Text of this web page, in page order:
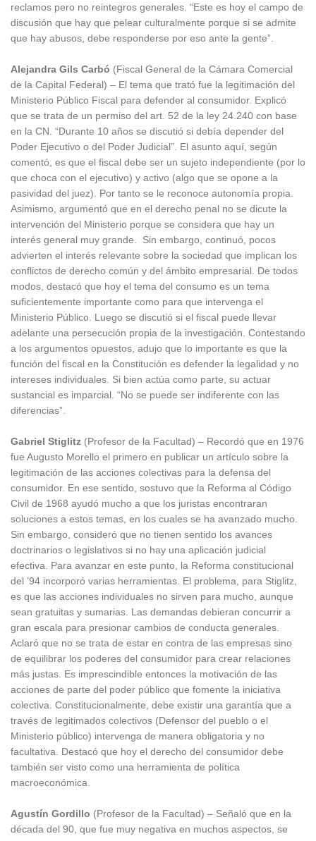
reclamos pero no reintegros generales. “Este es hoy el campo de
discusión que hay que pelear culturalmente porque si se admite
que hay abusos, debe responderse por eso ante la gente”.
Alejandra Gils Carbó (Fiscal General de la Cámara Comercial
de la Capital Federal) – El tema que trató fue la legitimación del
Ministerio Público Fiscal para defender al consumidor. Explicó
que se trata de un permiso del art. 52 de la ley 24.240 con base
en la CN. “Durante 10 años se discutió si debía depender del
Poder Ejecutivo o del Poder Judicial”. El asunto aquí, según
comentó, es que el fiscal debe ser un sujeto independiente (por lo
que choca con el ejecutivo) y activo (algo que se opone a la
pasividad del juez). Por tanto se le reconoce autonomía propia.
Asimismo, argumentó que en el derecho penal no se dicute la
intervención del Ministerio porque se considera que hay un
interés general muy grande. Sin embargo, continuó, pocos
advierten el interés relevante sobre la sociedad que implican los
conflictos de derecho común y del ámbito empresarial. De todos
modos, destacó que hoy el tema del consumo es un tema
suficientemente importante como para que intervenga el
Ministerio Público. Luego se discutió si el fiscal puede llevar
adelante una persecución propia de la investigación. Contestando
a los argumentos opuestos, adujo que lo importante es que la
función del fiscal en la Constitución es defender la legalidad y no
intereses individuales. Si bien actúa como parte, su actuar
sustancial es imparcial. “No se puede ser indiferente con las
diferencias”.
Gabriel Stiglitz (Profesor de la Facultad) – Recordó que en 1976
fue Augusto Morello el primero en publicar un artículo sobre la
legitimación de las acciones colectivas para la defensa del
consumidor. En ese sentido, sostuvo que la Reforma al Código
Civil de 1968 ayudó mucho a que los juristas encontraran
soluciones a estos temas, en los cuales se ha avanzado mucho.
Sin embargo, consideró que no tienen sentido los avances
doctrinarios o legislativos si no hay una aplicación judicial
efectiva. Para avanzar en este punto, la Reforma constitucional
del ’94 incorporó varias herramientas. El problema, para Stiglitz,
es que las acciones individuales no sirven para mucho, aunque
sean gratuitas y sumarias. Las demandas debieran concurrir a
gran escala para presionar cambios de conducta generales.
Aclaró que no se trata de estar en contra de las empresas sino
de equilibrar los poderes del consumidor para crear relaciones
más justas. Es imprescindible entonces la motivación de las
acciones de parte del poder público que fomente la iniciativa
colectiva. Constitucionalmente, debe existir una garantía que a
través de legitimados colectivos (Defensor del pueblo o el
Ministerio público) intervenga de manera obligatoria y no
facultativa. Destacó que hoy el derecho del consumidor debe
también ser visto como una herramienta de política
macroeconómica.
Agustín Gordillo (Profesor de la Facultad) – Señaló que en la
década del 90, que fue muy negativa en muchos aspectos, se